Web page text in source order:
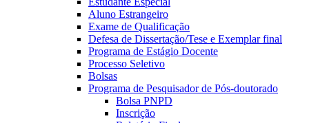
Aluno Estrangeiro
Exame de Qualificação
Defesa de Dissertação/Tese e Exemplar final
Programa de Estágio Docente
Processo Seletivo
Bolsas
Programa de Pesquisador de Pós-doutorado
Bolsa PNPD
Inscrição